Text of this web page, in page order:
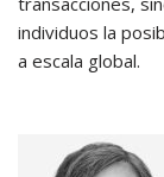
individuos la
a escala global.